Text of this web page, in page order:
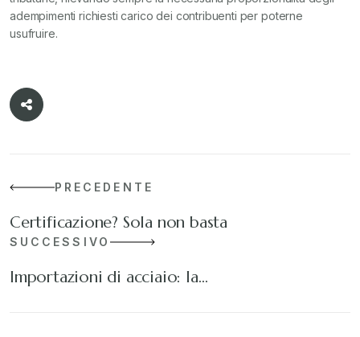
adempimenti richiesti carico dei contribuenti per poterne
usufruire.
PRECEDENTE
Certificazione? Sola non basta
SUCCESSIVO
Importazioni di acciaio: la…